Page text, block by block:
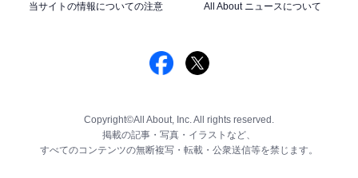
当サイトの情報についての注意
All About ニュースについて
Copyright©All About, Inc. All rights reserved.
掲載の記事・写真・イラストなど、
すべてのコンテンツの無断複写・転載・公衆送信等を禁じます。